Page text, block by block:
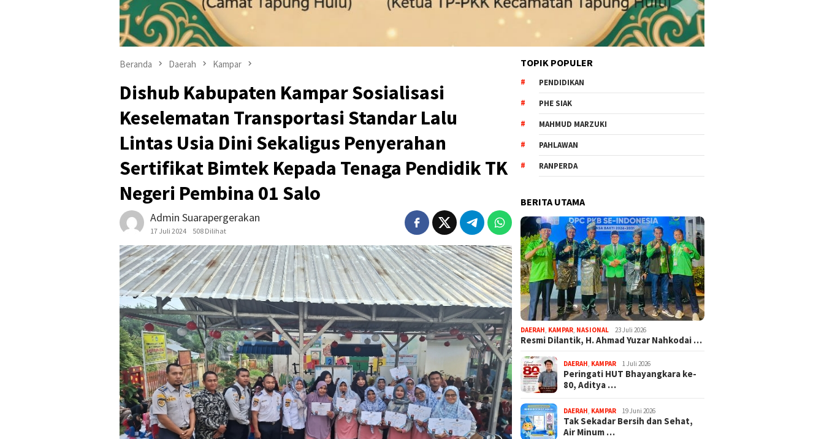
Beranda Daerah Kampar
Dishub Kabupaten Kampar Sosialisasi
Keselematan Transportasi Standar Lalu
Lintas Usia Dini Sekaligus Penyerahan
Sertifikat Bimtek Kepada Tenaga Pendidik TK
Negeri Pembina 01 Salo
Admin Suarapergerakan
17 Juli 2024 508 Dilihat
TOPIK POPULER
PENDIDIKAN
PHE SIAK
MAHMUD MARZUKI
PAHLAWAN
RANPERDA
BERITA UTAMA
DAERAH KAMPAR NASIONAL 23 Juli 2026
Resmi Dilantik, H. Ahmad Yuzar Nahkodai …
DAERAH KAMPAR 1 Juli 2026
Peringati HUT Bhayangkara ke-
80, Aditya …
DAERAH KAMPAR 19 Juni 2026
Tak Sekadar Bersih dan Sehat,
Air Minum …